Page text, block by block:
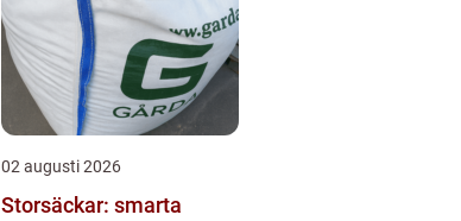
02 augusti 2026
Storsäckar: smarta